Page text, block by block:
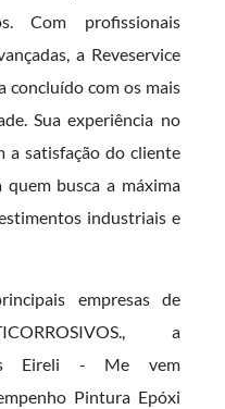
Com profissionais
a Reveservice
concluído com os mais
Sua experiência no
a satisfação do cliente
busca a máxima
industriais e
empresas de
a
Eireli - Me vem
Pintura Epóxi